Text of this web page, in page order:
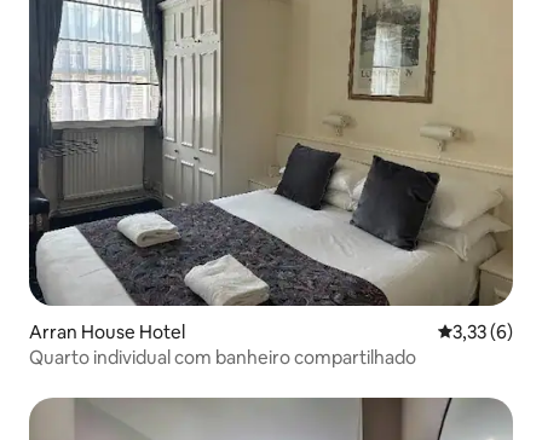
Arran House Hotel 3,33 de
3,33 (6)
Quarto individual com banheiro compartilhado